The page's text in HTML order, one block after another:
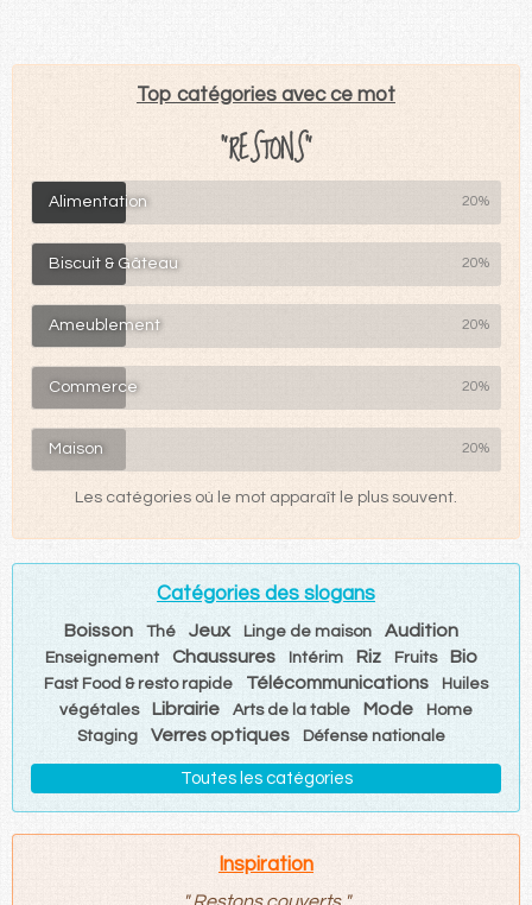
Top catégories avec ce mot
"RESTONS"
Alimentation 20%
Biscuit & Gâteau 20%
Ameublement 20%
Commerce 20%
Maison 20%
Les catégories où le mot apparaît le plus souvent.
Catégories des slogans
Boisson Thé Jeux Linge de maison Audition
Enseignement Chaussures Intérim Riz Fruits Bio
Fast Food & resto rapide Télécommunications
Huiles
végétales
Librairie Arts de la table Mode
Home
Staging
Verres optiques Défense nationale
Toutes les catégories
Inspiration
" Restons couverts "